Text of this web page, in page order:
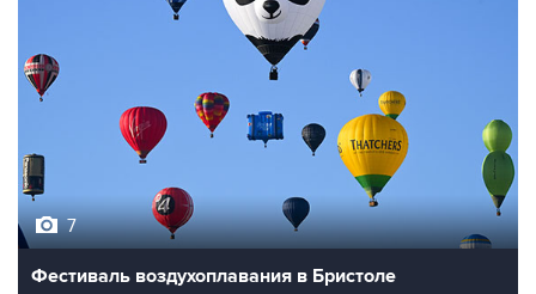
7
Фестиваль воздухоплавания в Бристоле